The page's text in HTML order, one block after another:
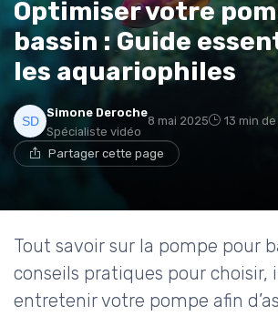
Optimiser votre
bassin : Guide
les aquariophiles
Simone Deroche
Spécialiste vidéo
8 mai 2025 13 min
Partager cette page
Tout savoir sur la pompe pour
conseils pratiques pour choisir,
entretenir votre pompe afin